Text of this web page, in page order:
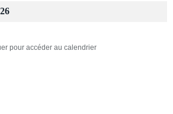
pour accéder au calendrier